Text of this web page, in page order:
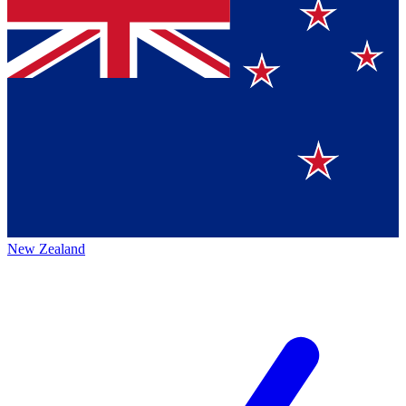
New Zealand